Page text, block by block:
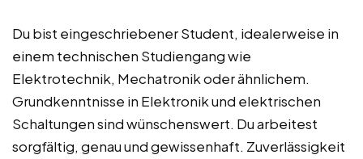
Du bist eingeschriebener Student, idealerweise in
einem technischen Studiengang wie
Elektrotechnik, Mechatronik oder ähnlichem.
Grundkenntnisse in Elektronik und elektrischen
Schaltungen sind wünschenswert. Du arbeitest
sorgfältig, genau und gewissenhaft. Zuverlässigkeit